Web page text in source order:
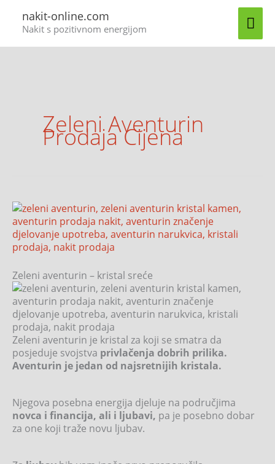
content
nakit-online.com
Nakit s pozitivnom energijom
Zeleni Aventurin
Prodaja Cijena
Zeleni aventurin – kristal sreće
Zeleni aventurin je kristal za koji se smatra da
posjeduje svojstva privlačenja dobrih prilika.
Aventurin je jedan od najsretnijih kristala.
Njegova posebna energija djeluje na područjima
novca i financija, ali i ljubavi, pa je posebno dobar
za one koji traže novu ljubav.
Zeleni
aventurin